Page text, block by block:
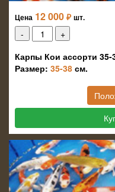
Цена 12 000 ₽ шт.
Карпы Кои ассорти 35-
Размер: 35-38 см.